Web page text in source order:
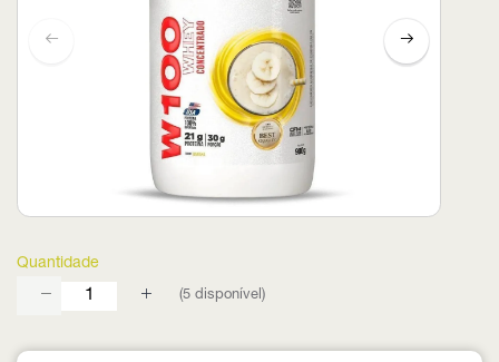
Quantidade
(5 disponível)